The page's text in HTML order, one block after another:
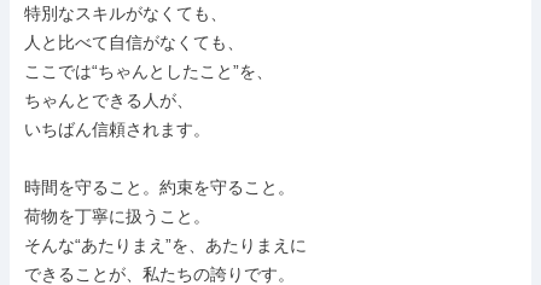
特別なスキルがなくても、
人と比べて自信がなくても、
ここでは“ちゃんとしたこと”を、
ちゃんとできる人が、
いちばん信頼されます。
時間を守ること。約束を守ること。
荷物を丁寧に扱うこと。
そんな“あたりまえ”を、あたりまえに
できることが、私たちの誇りです。